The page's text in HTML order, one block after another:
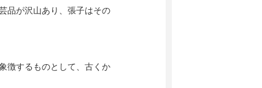
品が沢山あり、張子はその
徴するものとして、古くか